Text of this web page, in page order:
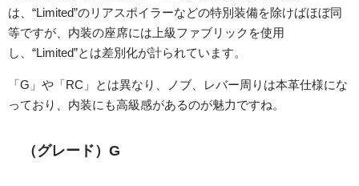
は、“Limited”のリアスポイラーなどの特別装備を除けばほぼ同
等ですが、内装の座席には上級ファブリックを使用
し、“Limited”とは差別化が計られています。
「G」や「RC」とは異なり、ノブ、レバー周りは本革仕様にな
っており、内装にも高級感があるのが魅力ですね。
（グレード）G